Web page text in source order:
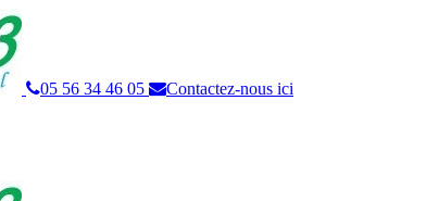
05 56 34 46 05 Contactez-nous ici